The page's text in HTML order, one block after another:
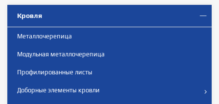
Кровля
Металлочерепица
Модульная металлочерепица
Профилированные листы
Доборные элементы кровли